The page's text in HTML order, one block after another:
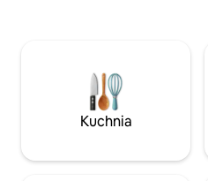
Kuchnia